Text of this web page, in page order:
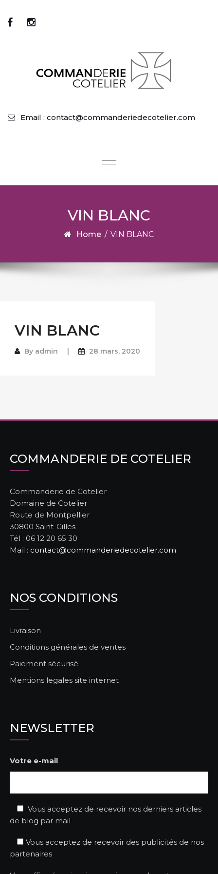
Email : contact@commanderiedecotelier.com
Toggle
VIN BLANC
Home / VIN BLANC
VIN BLANC
By admin 28 mars, 2020
COMMANDERIE DE COTELIER
Commanderie de Cotelier
Domaine de Cotelier
Route de Montpellier
30800 Saint-Gilles
Tél : 06 12 20 65 30
Mail : contact@commanderiedecotelier.com
NOS CONDITIONS
Livraison
Conditions générales de ventes
Paiement sécurisé
Mentions legales site internet
NEWSLETTER
Votre e-mail
Vous acceptez de recevoir nos derniers articles
de blog par mail
Vous acceptez de recevoir des publicités de nos
partenaires